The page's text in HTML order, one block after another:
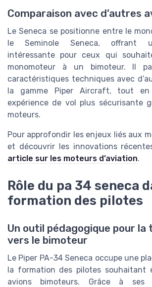
Comparaison avec d’autres
Le Seneca se positionne entre le
le Seminole Seneca, offrant
intéressante pour ceux qui
monomoteur à un bimoteur. Il
caractéristiques techniques avec
la gamme Piper Aircraft, tout en
expérience de vol plus sécurisante
moteurs.
Pour approfondir les enjeux liés aux
et découvrir les innovations
article sur les moteurs d’aviation.
Rôle du pa 34 seneca
formation des pilotes
Un outil pédagogique pour la
vers le bimoteur
Le Piper PA-34 Seneca occupe une
la formation des pilotes souhaitant
avions bimoteurs. Grâce à ses